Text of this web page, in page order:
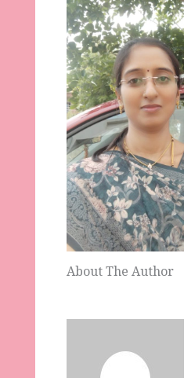
About The Author